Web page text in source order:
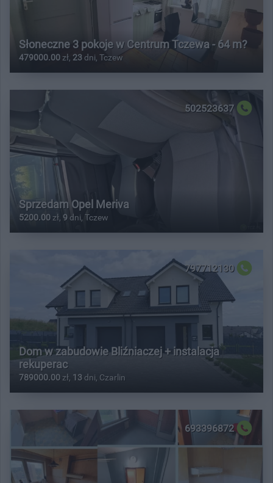
Słoneczne 3 pokoje w Centrum Tczewa - 64 m?
479000.00 zł, 23 dni, Tczew
502523637
Sprzedam Opel Meriva
5200.00 zł, 9 dni, Tczew
797712130
Dom w zabudowie Bliźniaczej + instalacja
rekuperac
789000.00 zł, 13 dni, Czarlin
693396872